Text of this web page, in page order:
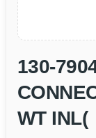
130-
WT INL(